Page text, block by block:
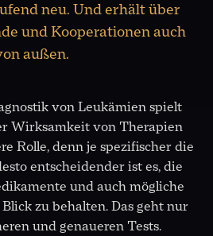
neu. Und erhält über
und Kooperationen auch
außen.
von Leukämien spielt
Wirksamkeit von Therapien
Rolle, denn je spezifischer die
entscheidender ist es, die
und auch mögliche
zu behalten. Das geht nur
und genaueren Tests.